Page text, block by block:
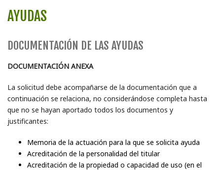
AYUDAS
DOCUMENTACIÓN DE LAS AYUDAS
DOCUMENTACIÓN ANEXA
La solicitud debe acompañarse de la documentación que a
continuación se relaciona, no considerándose completa hasta
que no se hayan aportado todos los documentos y
justificantes:
Memoria de la actuación para la que se solicita ayuda
Acreditación de la personalidad del titular
Acreditación de la propiedad o capacidad de uso (en el